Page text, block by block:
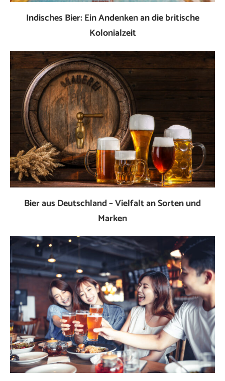
Indisches Bier: Ein Andenken an die britische
Kolonialzeit
Bier aus Deutschland – Vielfalt an Sorten und
Marken